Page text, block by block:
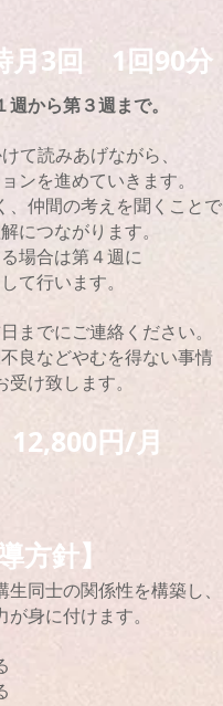
月3回 1回90分
週から第３週まで。
て読みあげながら、
ンを進めていきます。
、仲間の考えを聞くことで
につながります。
場合は第４週に
て行います。
までにご連絡ください。
良などやむを得ない事情
け致します。
12,800円/月
方針】
生同士の関係性を構築し、
が身に付けます。